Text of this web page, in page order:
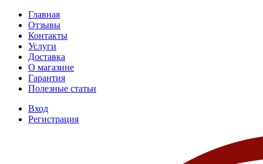
Главная
Отзывы
Контакты
Услуги
Доставка
О магазине
Гарантия
Полезные статьи
Вход
Регистрация